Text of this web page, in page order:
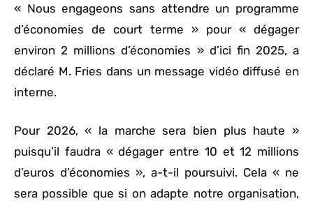
« Nous engageons sans attendre un programme
d’économies de court terme » pour « dégager
environ 2 millions d’économies » d’ici fin 2025, a
déclaré M. Fries dans un message vidéo diffusé en
interne.
Pour 2026, « la marche sera bien plus haute »
puisqu’il faudra « dégager entre 10 et 12 millions
d’euros d’économies », a-t-il poursuivi. Cela « ne
sera possible que si on adapte notre organisation,